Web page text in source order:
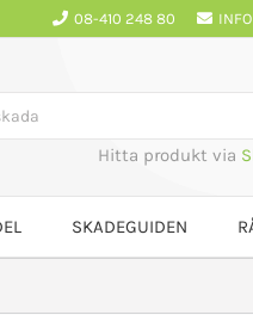
08-410 248 80
Hitta produkt via
SKADEGUIDEN